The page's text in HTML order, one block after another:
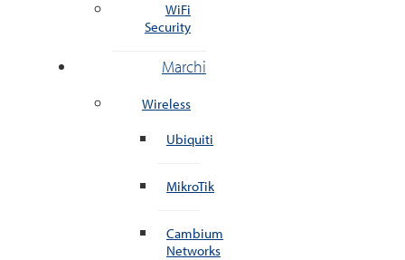
WiFi
Security
Marchi
Wireless
Ubiquiti
MikroTik
Cambium
Networks